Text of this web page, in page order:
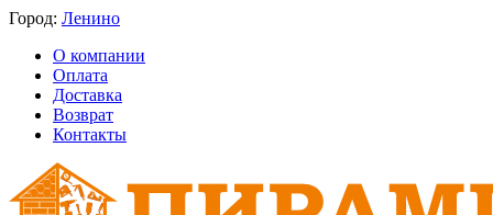
Город: Ленино
О компании
Оплата
Доставка
Возврат
Контакты